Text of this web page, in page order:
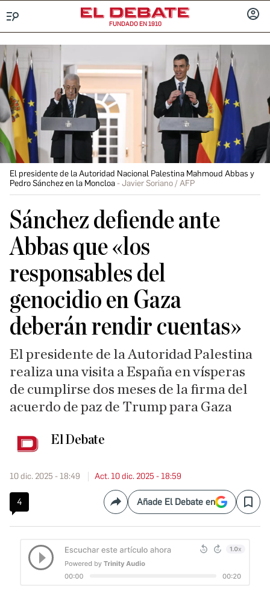
FUNDADO EN 1910
El presidente de la Autoridad Nacional Palestina Mahmoud Abbas y
Pedro Sánchez en la Moncloa
Javier Soriano / AFP
Sánchez defiende ante
Abbas que «los
responsables del
genocidio en Gaza
deberán rendir cuentas»
El presidente de la Autoridad Palestina
realiza una visita a España en vísperas
de cumplirse dos meses de la firma del
acuerdo de paz de Trump para Gaza
El Debate
10 dic. 2025 - 18:49 Act. 10 dic. 2025 - 18:59
4 CompartirAñade El Debate en Save